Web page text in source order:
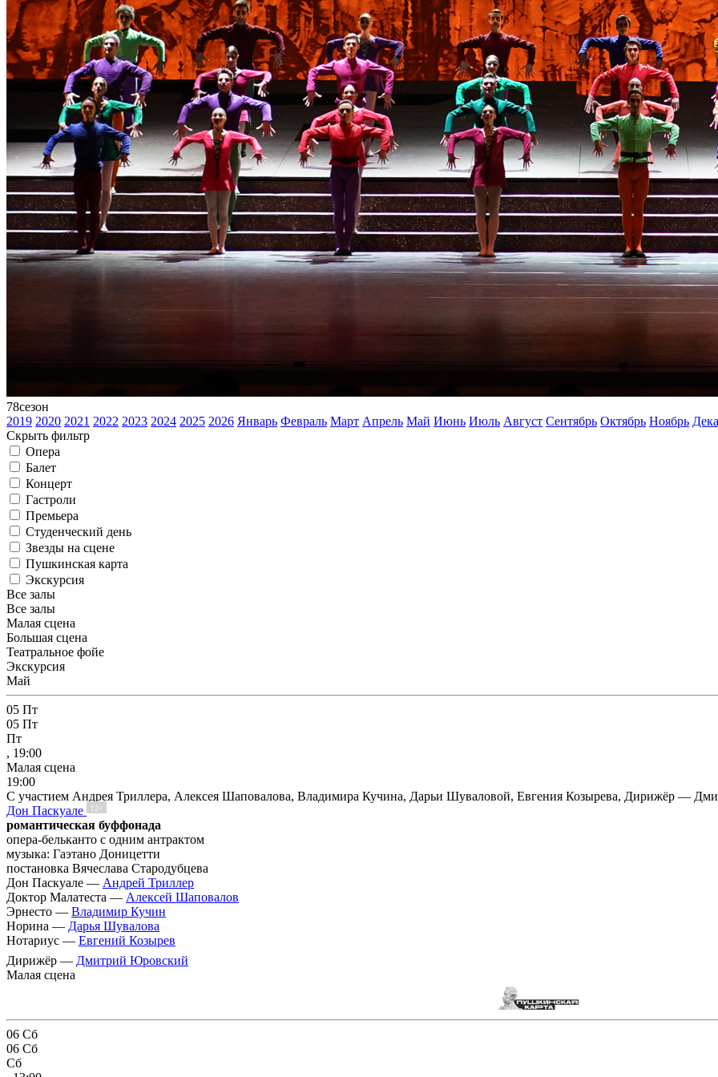
78сезон
2019 2020 2021 2022 2023 2024 2025 2026 Январь Февраль Март Апрель Май Июнь Июль Август Сентябрь Октябрь Ноябрь
Скрыть фильтр
Опера
Балет
Концерт
Гастроли
Премьера
Студенческий день
Звезды на сцене
Пушкинская карта
Экскурсия
Все залы
Все залы
Малая сцена
Большая сцена
Театральное фойе
Экскурсия
Май
05 Пт
05 Пт
Пт
, 19:00
Малая сцена
19:00
С участием Андрея Триллера, Алексея Шаповалова, Владимира Кучина, Дарьи Шуваловой, Евгения Козырева, Дирижёр —
Дон Паскуале
12+
романтическая буффонада
опера-бельканто с одним антрактом
музыка: Гаэтано Доницетти
постановка Вячеслава Стародубцева
Дон Паскуале — Андрей Триллер
Доктор Малатеста — Алексей Шаповалов
Эрнесто — Владимир Кучин
Норина — Дарья Шувалова
Нотариус — Евгений Козырев
Дирижёр — Дмитрий Юровский
Малая сцена
06 Сб
06 Сб
Сб